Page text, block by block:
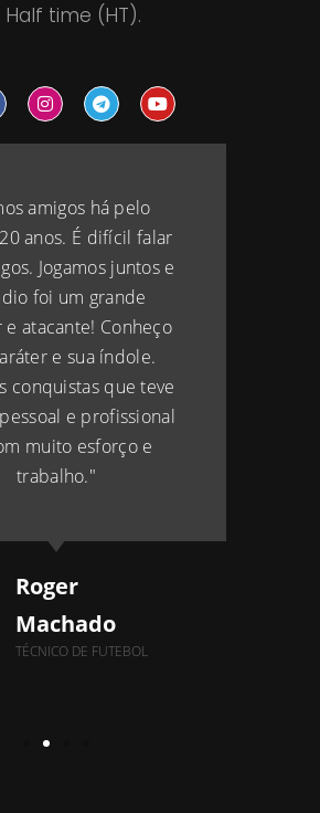
Half time (HT).
amigos há pelo
anos. É difícil falar
Jogamos juntos e
foi um grande
e atacante! Conheço
e sua índole.
conquistas que teve
e profissional
muito esforço e
trabalho."
Roger
Machado
TÉCNICO DE FUTEBOL